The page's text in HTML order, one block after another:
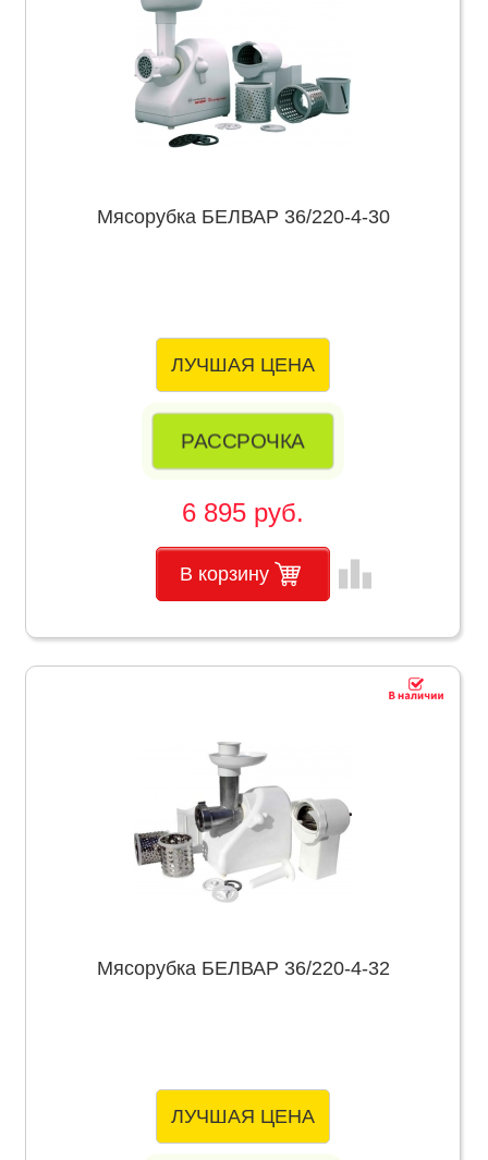
Мясорубка БЕЛВАР 36/220-4-30
ЛУЧШАЯ ЦЕНА
РАССРОЧКА
6 895 руб.
В корзину leaderboard
Мясорубка БЕЛВАР 36/220-4-32
ЛУЧШАЯ ЦЕНА